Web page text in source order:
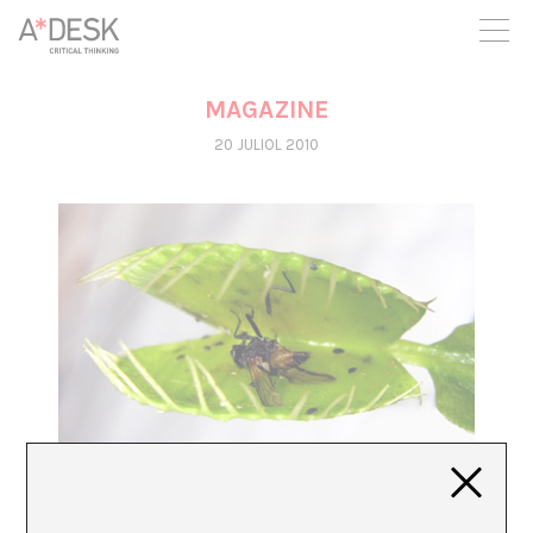
seguim necessitant-te per a poder seguir endavant. Ara pots
participar del projecte i recolzar-lo.
MAGAZINE
20 JULIOL 2010